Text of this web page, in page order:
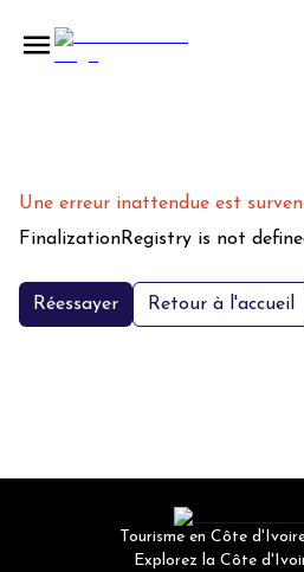
Une erreur inattendue est
FinalizationRegistry is not
Réessayer Retour à l'accueil
Tourisme en Côte
Explorez la Côte